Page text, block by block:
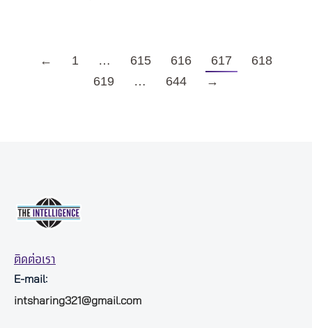
← 1 … 615 616 617
618
619
… 644 →
ติดต่อเรา
E-mail:
intsharing321@gmail.com